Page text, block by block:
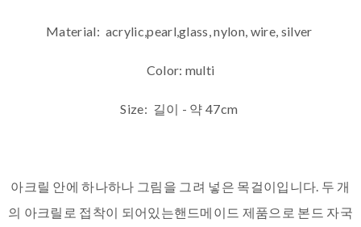
Material: acrylic,pearl,glass, nylon, wire, silver
Color: multi
Size: 길이 - 약 47cm
아크릴 안에 하나하나 그림을 그려 넣은 목걸이입니다. 두 개
의 아크릴로 접착이 되어있는핸드메이드 제품으로 본드 자국